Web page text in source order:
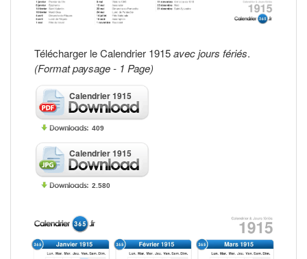
Télécharger le Calendrier 1915avec jours fériés.
(Format paysage - 1 Page)
Calendrier 1915
409
Calendrier 1915
2.580